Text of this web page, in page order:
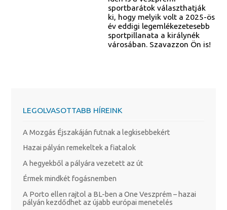
sportbarátok választhatják
ki, hogy melyik volt a 2025-ös
év eddigi legemlékezetesebb
sportpillanata a királynék
városában. Szavazzon Ön is!
LEGOLVASOTTABB HÍREINK
A Mozgás Éjszakáján futnak a legkisebbekért
Hazai pályán remekeltek a fiatalok
A hegyekből a pályára vezetett az út
Érmek mindkét fogásnemben
A Porto ellen rajtol a BL-ben a One Veszprém – hazai
pályán kezdődhet az újabb európai menetelés